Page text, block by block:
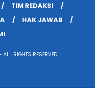
TIM REDAKSI
HAK JAWAB
RIGHTS RESERVED